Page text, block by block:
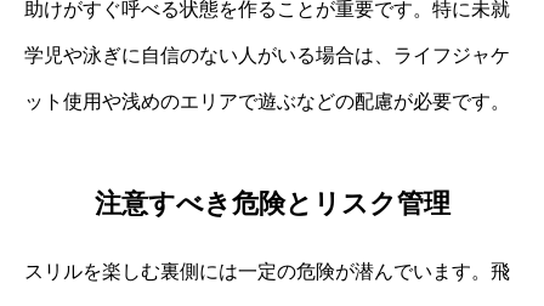
助けがすぐ呼べる状態を作ることが重要です。特に未就
学児や泳ぎに自信のない人がいる場合は、ライフジャケ
ット使用や浅めのエリアで遊ぶなどの配慮が必要です。
注意すべき危険とリスク管理
スリルを楽しむ裏側には一定の危険が潜んでいます。飛